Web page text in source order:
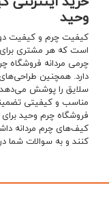
وحید
کیفیت چرم و کیفیت
است که هر مشتری
چرمی مردانه فروشگاه
دارد. همچنین
سلایق را پوشش می‌دهد.
مناسب و کیفیتی
فروشگاه چرم وحید
کیف‌های چرم مردانه
کنند و به سوالات شما